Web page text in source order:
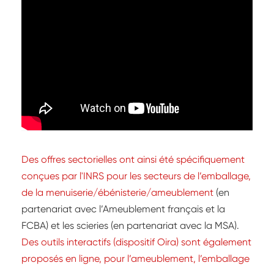
Des offres sectorielles ont ainsi été spécifiquement
conçues par l'INRS pour les secteurs de l’emballage,
de la menuiserie/ébénisterie/ameublement (en
partenariat avec l’Ameublement français et la
FCBA) et les scieries (en partenariat avec la MSA).
Des outils interactifs (dispositif Oira) sont également
proposés en ligne, pour l’ameublement, l’emballage